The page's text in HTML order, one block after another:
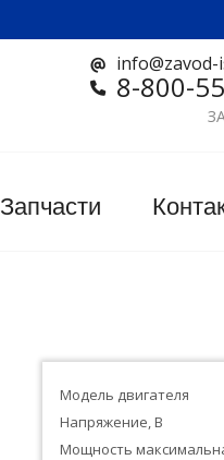
8-800-
Запчасти
Модель двигателя
Напряжение, В
Мощность